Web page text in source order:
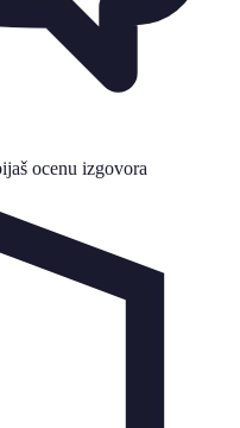
ocenu izgovora